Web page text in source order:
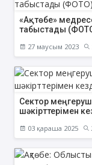
«Ақтөбе»
табыстады
27 маусым 2023
Сектор
шәкірттерімен
03 қараша 2025